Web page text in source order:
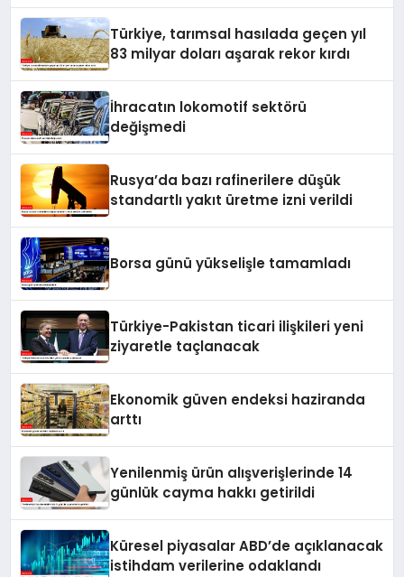
Türkiye, tarımsal hasılada geçen yıl
83 milyar doları aşarak rekor kırdı
İhracatın lokomotif sektörü
değişmedi
Rusya’da bazı rafinerilere düşük
standartlı yakıt üretme izni verildi
Borsa günü yükselişle tamamladı
Türkiye-Pakistan ticari ilişkileri yeni
ziyaretle taçlanacak
Ekonomik güven endeksi haziranda
arttı
Yenilenmiş ürün alışverişlerinde 14
günlük cayma hakkı getirildi
Küresel piyasalar ABD’de açıklanacak
istihdam verilerine odaklandı